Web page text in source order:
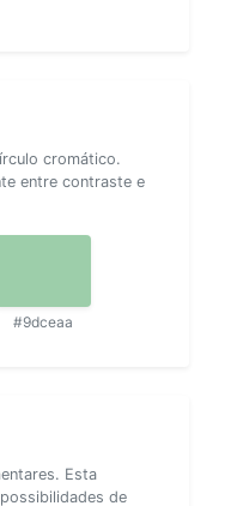
cromático.
entre contraste e
#9dceaa
Esta
de